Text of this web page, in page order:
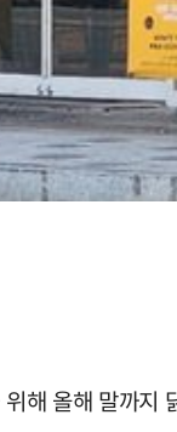
해 올해 말까